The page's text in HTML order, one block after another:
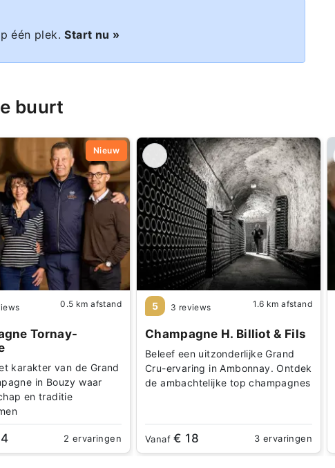
één plek.Start nu »
buurt
Nieuw
0.5 km afstand
Tornay-
karakter van de Grand
in Bouzy waar
en traditie
2 ervaringen
5 3 reviews 1.6 km afstand
Champagne H. Billiot & Fils
Beleef een uitzonderlijke Grand
Cru-ervaring in Ambonnay. Ontdek
de ambachtelijke top champagnes
Vanaf€ 18 3 ervaringen